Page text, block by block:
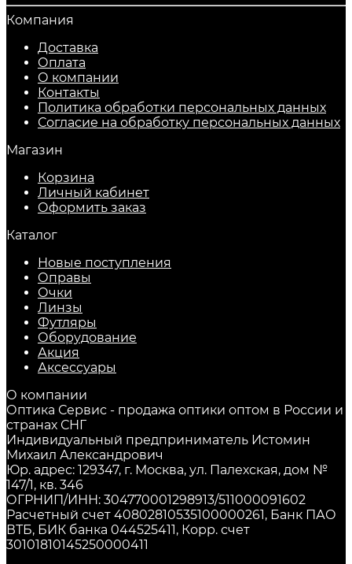
Компания
Доставка
Оплата
О компании
Контакты
Политика обработки персональных данных
Согласие на обработку персональных данных
Магазин
Корзина
Личный кабинет
Оформить заказ
Каталог
Новые поступления
Оправы
Очки
Линзы
Футляры
Оборудование
Акция
Аксессуары
О компании
Оптика Сервис - продажа оптики оптом в России и
странах СНГ
Индивидуальный предприниматель Истомин
Михаил Александрович
Юр. адрес: 129347, г. Москва, ул. Палехская, дом №
147/1, кв. 346
ОГРНИП/ИНН: 304770001298913/511000091602
Расчетный счет 40802810535100000261, Банк ПАО
ВТБ, БИК банка 044525411, Корр. счет
30101810145250000411